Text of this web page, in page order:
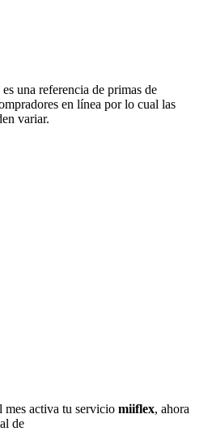
una referencia de primas de
en línea por lo cual las
variar.
mes activa tu servicio miiflex, ahora
de